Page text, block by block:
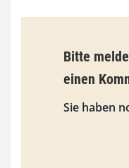
Bitte
einen
Sie haben